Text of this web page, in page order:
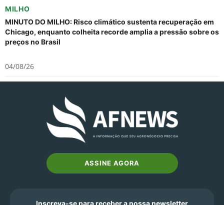
MILHO
MINUTO DO MILHO: Risco climático sustenta recuperação em
Chicago, enquanto colheita recorde amplia a pressão sobre os
preços no Brasil
04/08/26
ASSINE AGORA
Inscreva-se para receber a nossa newsletter